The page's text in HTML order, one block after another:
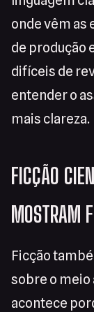
onde vêm as
de produção
difíceis de
entender o
mais clareza.
FICÇÃO
MOSTRAM
Ficção
sobre o meio
acontece